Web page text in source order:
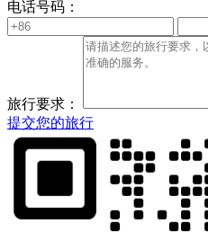
电话号码：
旅行要求：
提交您的旅行